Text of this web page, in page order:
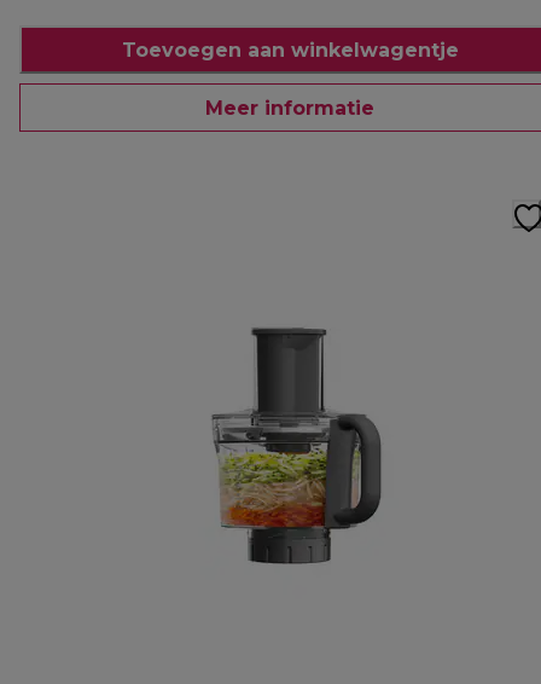
Toevoegen aan winkelwagentje
Meer informatie